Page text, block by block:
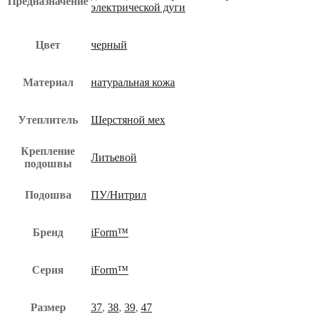
электрической дуги
Цвет черный
Материал натуральная кожа
Утеплитель Шерстяной мех
Крепление
подошвы
Литьевой
Подошва ПУ/Нитрил
Бренд iForm™
Серия iForm™
Размер 37, 38, 39, 47